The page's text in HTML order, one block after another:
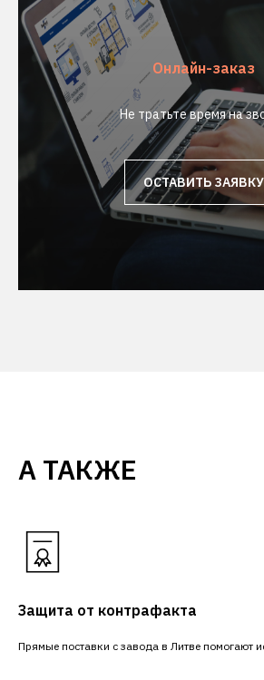
Онлайн-заказ
Не тратьте время на
ОСТАВИТЬ ЗАЯВКУ
А ТАКЖЕ
Защита от контрафакта
Прямые поставки с завода в Литве помогают